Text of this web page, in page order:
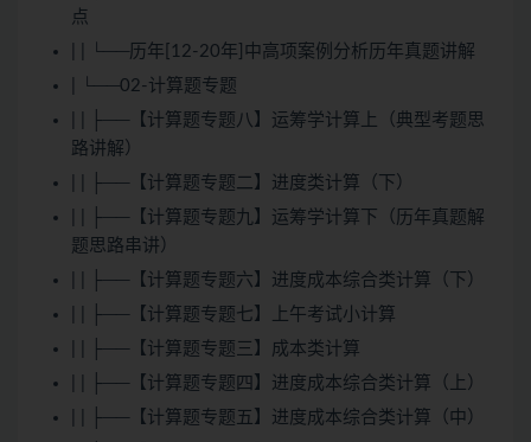
点
| | └──历年[12-20年]中高项案例分析历年真题讲解
| └──02-计算题专题
| | ├──【计算题专题八】运筹学计算上（典型考题思
路讲解）
| | ├──【计算题专题二】进度类计算（下）
| | ├──【计算题专题九】运筹学计算下（历年真题解
题思路串讲）
| | ├──【计算题专题六】进度成本综合类计算（下）
| | ├──【计算题专题七】上午考试小计算
| | ├──【计算题专题三】成本类计算
| | ├──【计算题专题四】进度成本综合类计算（上）
| | ├──【计算题专题五】进度成本综合类计算（中）